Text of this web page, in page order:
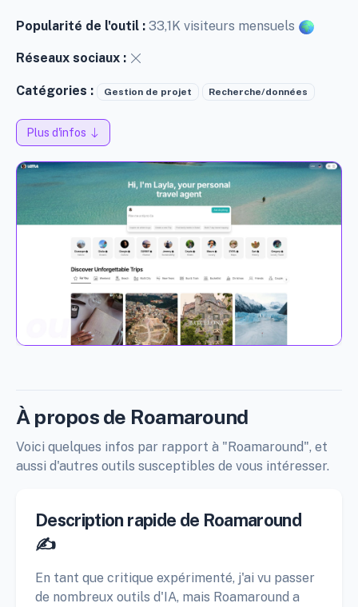
Popularité de l'outil : 33,1K visiteurs mensuels
Réseaux sociaux :
Catégories : Gestion de projet Recherche/données
Plus d'infos
À propos de Roamaround
Voici quelques infos par rapport à "Roamaround", et
aussi d'autres outils susceptibles de vous intéresser.
Description rapide de Roamaround
✍️
En tant que critique expérimenté, j'ai vu passer
de nombreux outils d'IA, mais Roamaround a